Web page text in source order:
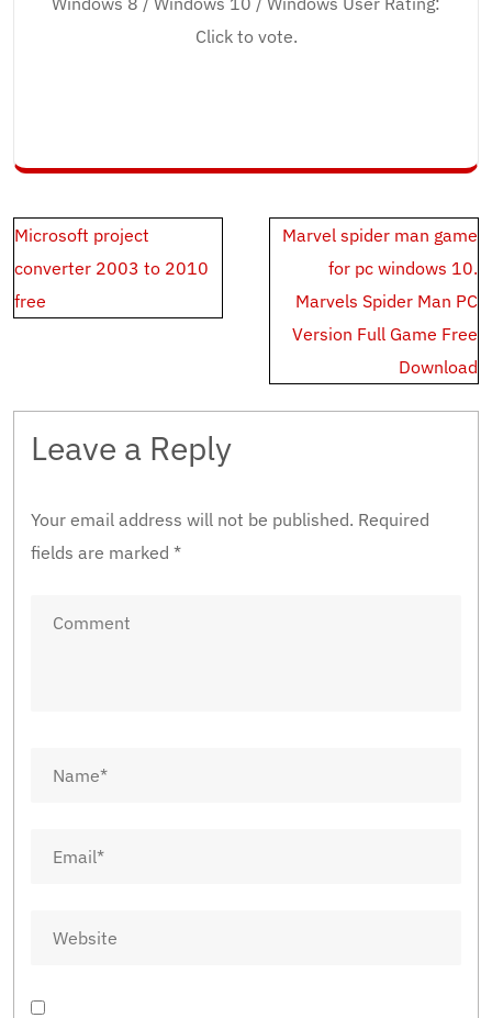
Click to vote.
Post
navigation
Microsoft project
converter 2003 to 2010
free
Marvel spider man game
for pc windows 10.
Marvels Spider Man PC
Version Full Game Free
Download
Leave a Reply
Your email address will not be published. Required
fields are marked *